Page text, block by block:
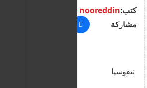
كتب:nooreddin
مشاركة
نيفوسيا